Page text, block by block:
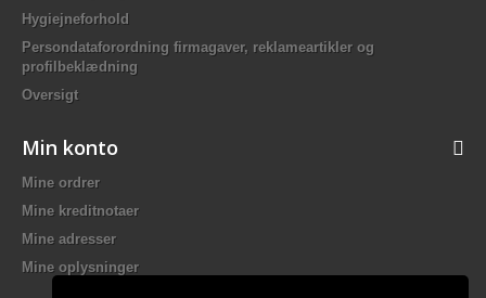
Hygiejneforhold
Persondataforordning firmagaver, reklameartikler og
profilbeklædning
Oversigt
Min konto
Mine ordrer
Mine kreditnotaer
Mine adresser
Mine oplysninger